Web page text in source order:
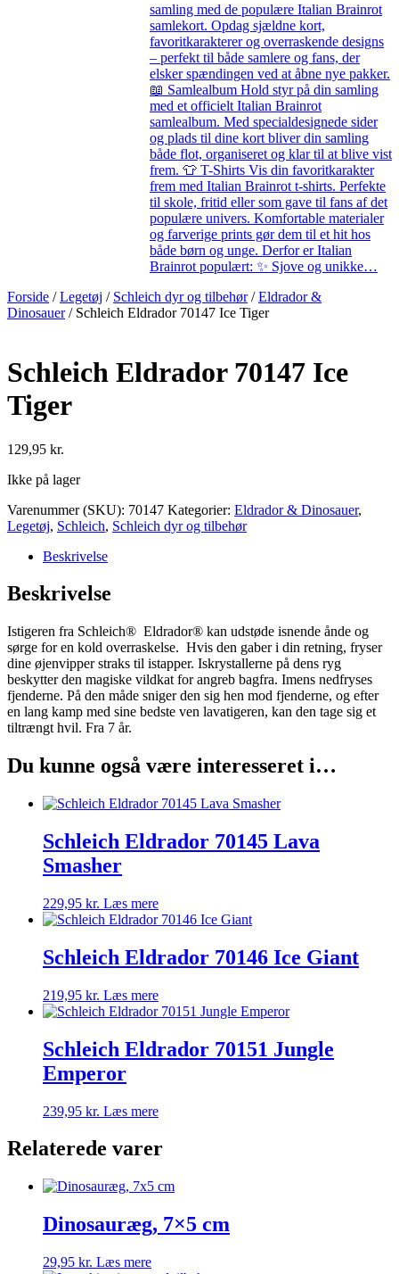
samling med de populære Italian Brainrot
samlekort. Opdag sjældne kort,
favoritkarakterer og overraskende designs
– perfekt til både samlere og fans, der
elsker spændingen ved at åbne nye pakker.
📖 Samlealbum Hold styr på din samling
med et officielt Italian Brainrot
samlealbum. Med specialdesignede sider
og plads til dine kort bliver din samling
både flot, organiseret og klar til at blive vist
frem. 👕 T-Shirts Vis din favoritkarakter
frem med Italian Brainrot t-shirts. Perfekte
til skole, fritid eller som gave til fans af det
populære univers. Komfortable materialer
og farverige prints gør dem til et hit hos
både børn og unge. Derfor er Italian
Brainrot populært: ✨ Sjove og unikke…
Forside /Legetøj / Schleich dyr og tilbehør/Eldrador &
Dinosauer/ Schleich Eldrador 70147 Ice Tiger
Schleich Eldrador 70147 Ice
Tiger
129,95 kr.
Ikke på lager
Varenummer (SKU): 70147 Kategorier: Eldrador & Dinosauer,
Legetøj, Schleich, Schleich dyr og tilbehør
Beskrivelse
Beskrivelse
Istigeren fra Schleich® Eldrador® kan udstøde isnende ånde og
sørge for en kold overraskelse. Hvis den gaber i din retning, fryser
dine øjenvipper straks til istapper. Iskrystallerne på dens ryg
beskytter den magiske vildkat for angreb bagfra. Imens nedfryses
fjenderne. På den måde sniger den sig hen mod fjenderne, og efter
en lang kamp med sine bedste ven lavatigeren, kan den tage sig et
tiltrængt hvil. Fra 7 år.
Du kunne også være interesseret i…
Schleich Eldrador 70145 Lava
Smasher
229,95 kr. Læs mere
Schleich Eldrador 70146 Ice Giant
219,95 kr. Læs mere
Schleich Eldrador 70151 Jungle
Emperor
239,95 kr. Læs mere
Relaterede varer
Dinosauræg, 7×5 cm
29,95 kr. Læs mere